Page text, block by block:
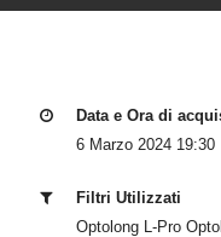
Data e Ora di
6 Marzo 2024 19:30
Filtri Utilizzati
Optolong L-Pro